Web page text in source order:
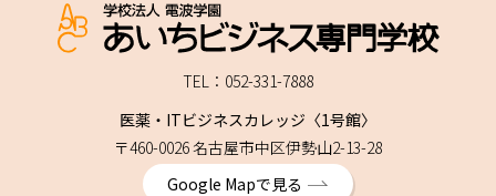
TEL：052-331-7888
医薬・ITビジネスカレッジ〈1号館〉
〒460-0026 名古屋市中区伊勢山2-13-28
Google Mapで見る